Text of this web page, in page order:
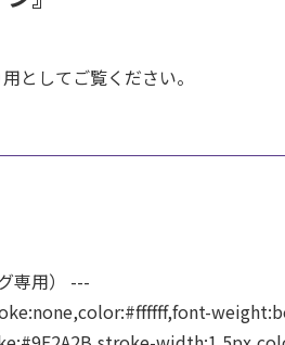
としてご覧ください。